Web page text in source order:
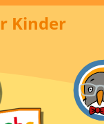
Kinder